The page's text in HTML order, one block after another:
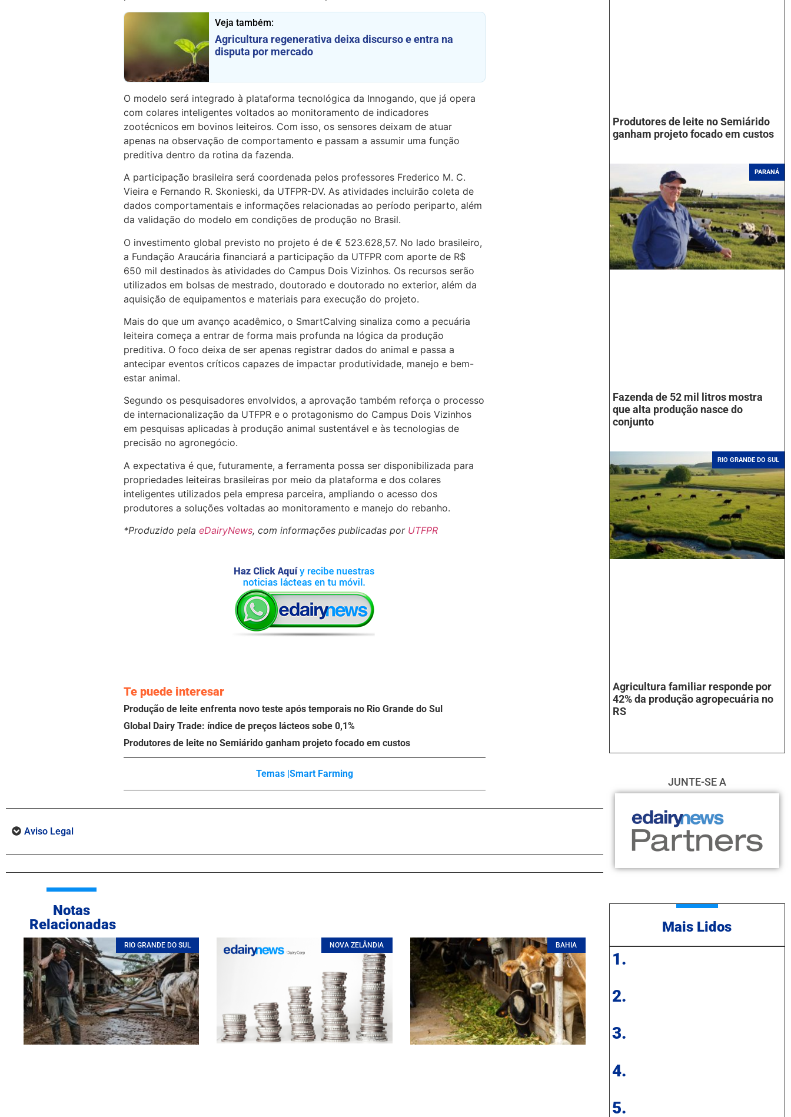
Veja também:
Agricultura regenerativa deixa discurso e entra na
disputa por mercado
O modelo será integrado à plataforma tecnológica da Innogando, que já opera
com colares inteligentes voltados ao monitoramento de indicadores
zootécnicos em bovinos leiteiros. Com isso, os sensores deixam de atuar
apenas na observação de comportamento e passam a assumir uma função
preditiva dentro da rotina da fazenda.
A participação brasileira será coordenada pelos professores Frederico M. C.
Vieira e Fernando R. Skonieski, da UTFPR-DV. As atividades incluirão coleta de
dados comportamentais e informações relacionadas ao período periparto, além
da validação do modelo em condições de produção no Brasil.
O investimento global previsto no projeto é de € 523.628,57. No lado brasileiro,
a Fundação Araucária financiará a participação da UTFPR com aporte de R$
650 mil destinados às atividades do Campus Dois Vizinhos. Os recursos serão
utilizados em bolsas de mestrado, doutorado e doutorado no exterior, além da
aquisição de equipamentos e materiais para execução do projeto.
Mais do que um avanço acadêmico, o SmartCalving sinaliza como a pecuária
leiteira começa a entrar de forma mais profunda na lógica da produção
preditiva. O foco deixa de ser apenas registrar dados do animal e passa a
antecipar eventos críticos capazes de impactar produtividade, manejo e bem-
estar animal.
Segundo os pesquisadores envolvidos, a aprovação também reforça o processo
de internacionalização da UTFPR e o protagonismo do Campus Dois Vizinhos
em pesquisas aplicadas à produção animal sustentável e às tecnologias de
precisão no agronegócio.
A expectativa é que, futuramente, a ferramenta possa ser disponibilizada para
propriedades leiteiras brasileiras por meio da plataforma e dos colares
inteligentes utilizados pela empresa parceira, ampliando o acesso dos
produtores a soluções voltadas ao monitoramento e manejo do rebanho.
*Produzido pela eDairyNews, com informações publicadas por UTFPR
Te puede interesar
Produção de leite enfrenta novo teste após temporais no Rio Grande do Sul
Global Dairy Trade: índice de preços lácteos sobe 0,1%
Produtores de leite no Semiárido ganham projeto focado em custos
Temas |Smart Farming
Aviso Legal
Notas
Relacionadas
RIO GRANDE DO SUL NOVA ZELÂNDIA BAHIA
Produtores de leite no Semiárido
ganham projeto focado em custos
PARANÁ
Fazenda de 52 mil litros mostra
que alta produção nasce do
conjunto
RIO GRANDE DO SUL
Agricultura familiar responde por
42% da produção agropecuária no
RS
JUNTE-SE A
Mais Lidos
1.
2.
3.
4.
5.